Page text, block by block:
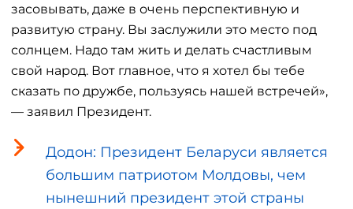
засовывать, даже в очень перспективную и
развитую страну. Вы заслужили это место под
солнцем. Надо там жить и делать счастливым
свой народ. Вот главное, что я хотел бы тебе
сказать по дружбе, пользуясь нашей встречей»,
— заявил Президент.
Додон: Президент Беларуси является
большим патриотом Молдовы, чем
нынешний президент этой страны